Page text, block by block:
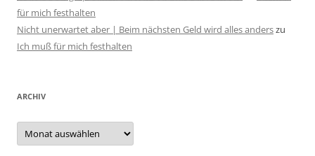
für mich festhalten
Nicht unerwartet aber | Beim nächsten Geld wird alles anderszu
Ich muß für mich festhalten
ARCHIV
Archiv